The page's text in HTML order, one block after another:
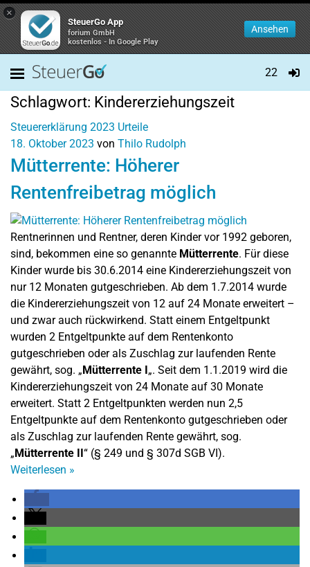
×
SteuerGo App
forium GmbH
kostenlos - In Google Play
Ansehen
22
Schlagwort: Kindererziehungszeit
Steuererklärung 2023 Urteile
18. Oktober 2023 von Thilo Rudolph
Mütterrente: Höherer
Rentenfreibetrag möglich
Rentnerinnen und Rentner, deren Kinder vor 1992 geboren,
sind, bekommen eine so genannte Mütterrente. Für diese
Kinder wurde bis 30.6.2014 eine Kindererziehungszeit von
nur 12 Monaten gutgeschrieben. Ab dem 1.7.2014 wurde
die Kindererziehungszeit von 12 auf 24 Monate erweitert –
und zwar auch rückwirkend. Statt einem Entgeltpunkt
wurden 2 Entgeltpunkte auf dem Rentenkonto
gutgeschrieben oder als Zuschlag zur laufenden Rente
gewährt, sog. „Mütterrente I„. Seit dem 1.1.2019 wird die
Kindererziehungszeit von 24 Monate auf 30 Monate
erweitert. Statt 2 Entgeltpunkten werden nun 2,5
Entgeltpunkte auf dem Rentenkonto gutgeschrieben oder
als Zuschlag zur laufenden Rente gewährt, sog.
„Mütterrente II“ (§ 249 und § 307d SGB VI).
Weiterlesen »